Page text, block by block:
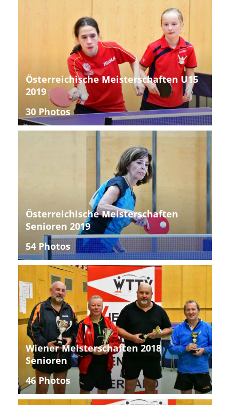
Österreichische Meisterschaften U15
2019
30 Photos
Österreichische Meisterschaften
Senioren 2019
54 Photos
Wiener Meisterschaften 2018
Senioren
46 Photos